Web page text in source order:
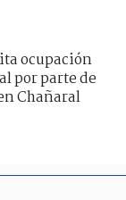
ocupación
por parte de
Chañaral